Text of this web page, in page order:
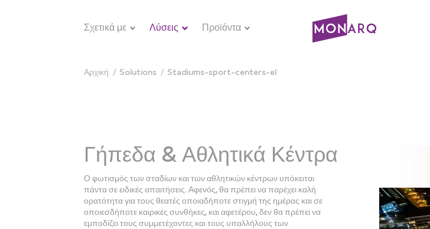
Σχετικά με Λύσεις Προϊόντα
Αρχική solutions stadiums-sport-centers-el
Γήπεδα & Αθλητικά Κέντρα
Ο φωτισμός των σταδίων και των αθλητικών κέντρων υπόκειται
πάντα σε ειδικές απαιτήσεις. Αφενός, θα πρέπει να παρέχει καλή
ορατότητα για τους θεατές οποιαδήποτε στιγμή της ημέρας και σε
οποιεσδήποτε καιρικές συνθήκες, και αφετέρου, δεν θα πρέπει να
εμποδίζει τους συμμετέχοντες και τους υπαλλήλους των